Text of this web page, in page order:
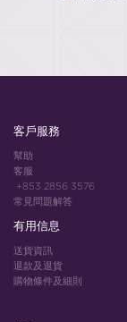
客戶服務
幫助
客服
+853 2856 3576
常見問題解答
有用信息
送貨資訊
退款及退貨
購物條件及細則